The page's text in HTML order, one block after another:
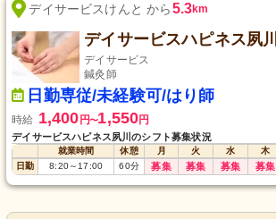
デイサービスけんと から5.3km
デイサービスハピネス夙川
デイサービス
鍼灸師
日勤専従/未経験可/はり師
時給 1,400 円〜1,550円
デイサービスハピネス夙川のシフト募集状況
就業時間 休憩 月 火 水 木
日勤
8:20～17:00 60分 募集 募集 募集 募集